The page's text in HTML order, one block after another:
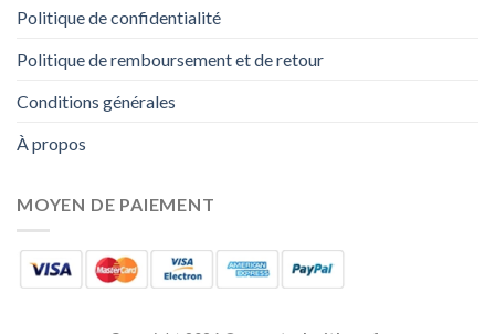
Politique de confidentialité
Politique de remboursement et de retour
Conditions générales
À propos
MOYEN DE PAIEMENT